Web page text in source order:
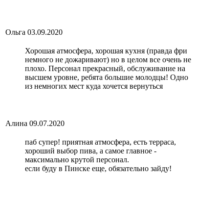
Ольга 03.09.2020
Хорошая атмосфера, хорошая кухня (правда фри
немного не дожаривают) но в целом все очень не
плохо. Персонал прекрасный, обслуживание на
высшем уровне, ребята большие молодцы! Одно
из немногих мест куда хочется вернуться
Алина 09.07.2020
паб супер! приятная атмосфера, есть терраса,
хороший выбор пива, а самое главное -
максимально крутой персонал.
если буду в Пинске еще, обязательно зайду!